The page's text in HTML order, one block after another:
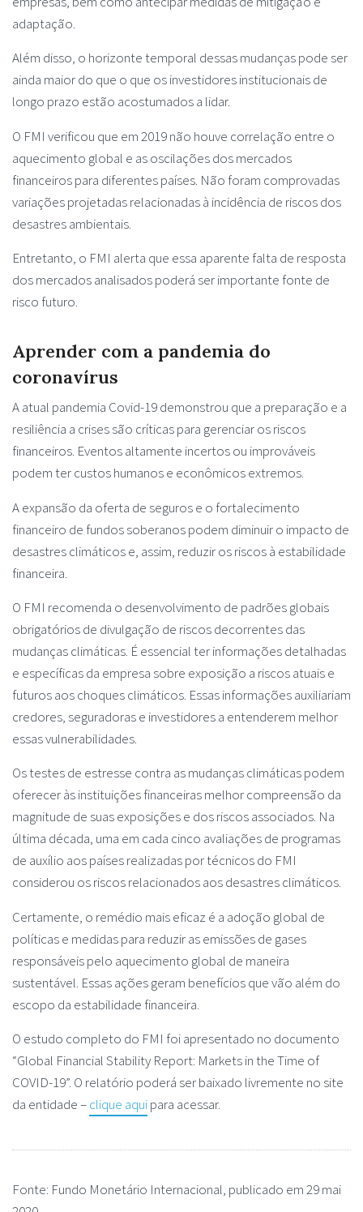
adaptação.
Além disso, o horizonte temporal dessas mudanças pode ser
ainda maior do que o que os investidores institucionais de
longo prazo estão acostumados a lidar.
O FMI verificou que em 2019 não houve correlação entre o
aquecimento global e as oscilações dos mercados
financeiros para diferentes países. Não foram comprovadas
variações projetadas relacionadas à incidência de riscos dos
desastres ambientais.
Entretanto, o FMI alerta que essa aparente falta de resposta
dos mercados analisados poderá ser importante fonte de
risco futuro.
Aprender com a pandemia do
coronavírus
A atual pandemia Covid-19 demonstrou que a preparação e a
resiliência a crises são críticas para gerenciar os riscos
financeiros. Eventos altamente incertos ou improváveis
podem ter custos humanos e econômicos extremos.
A expansão da oferta de seguros e o fortalecimento
financeiro de fundos soberanos podem diminuir o impacto de
desastres climáticos e, assim, reduzir os riscos à estabilidade
financeira.
O FMI recomenda o desenvolvimento de padrões globais
obrigatórios de divulgação de riscos decorrentes das
mudanças climáticas. É essencial ter informações detalhadas
e específicas da empresa sobre exposição a riscos atuais e
futuros aos choques climáticos. Essas informações auxiliariam
credores, seguradoras e investidores a entenderem melhor
essas vulnerabilidades.
Os testes de estresse contra as mudanças climáticas podem
oferecer às instituições financeiras melhor compreensão da
magnitude de suas exposições e dos riscos associados. Na
última década, uma em cada cinco avaliações de programas
de auxílio aos países realizadas por técnicos do FMI
considerou os riscos relacionados aos desastres climáticos.
Certamente, o remédio mais eficaz é a adoção global de
políticas e medidas para reduzir as emissões de gases
responsáveis pelo aquecimento global de maneira
sustentável. Essas ações geram benefícios que vão além do
escopo da estabilidade financeira.
O estudo completo do FMI foi apresentado no documento
“Global Financial Stability Report: Markets in the Time of
COVID-19”. O relatório poderá ser baixado livremente no site
da entidade –clique aquipara acessar.
Fonte: Fundo Monetário Internacional, publicado em 29 mai